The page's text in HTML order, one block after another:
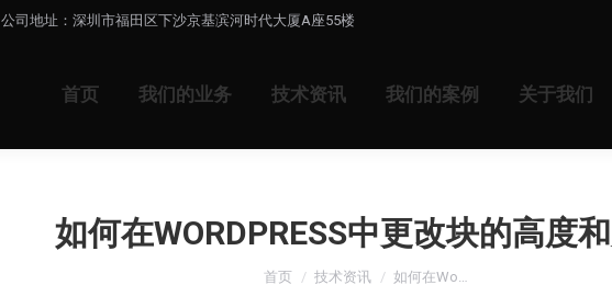
公司地址：深圳市福田区下沙京基滨河时代大厦A座55楼
首页 我们的业务 技术资讯 我们的案例 关于我们
如何在WORDPRESS中更改块的高度
您在这里：
首页 技术资讯 如何在Wo…